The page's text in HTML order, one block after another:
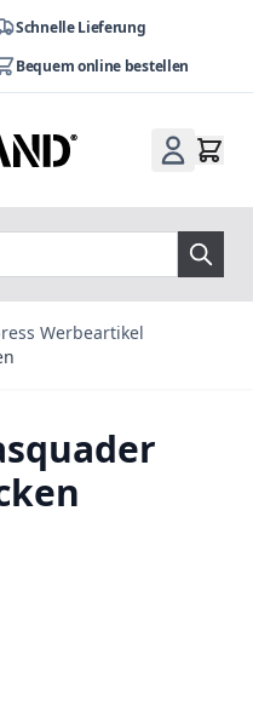
Schnelle Lieferung
Bequem online bestellen
Werbeartikel